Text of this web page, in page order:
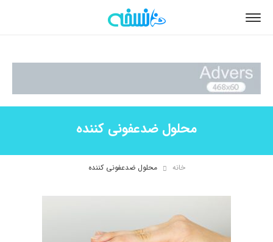
محلول ضدعفونی کننده
خانه محلول ضدعفونی کننده